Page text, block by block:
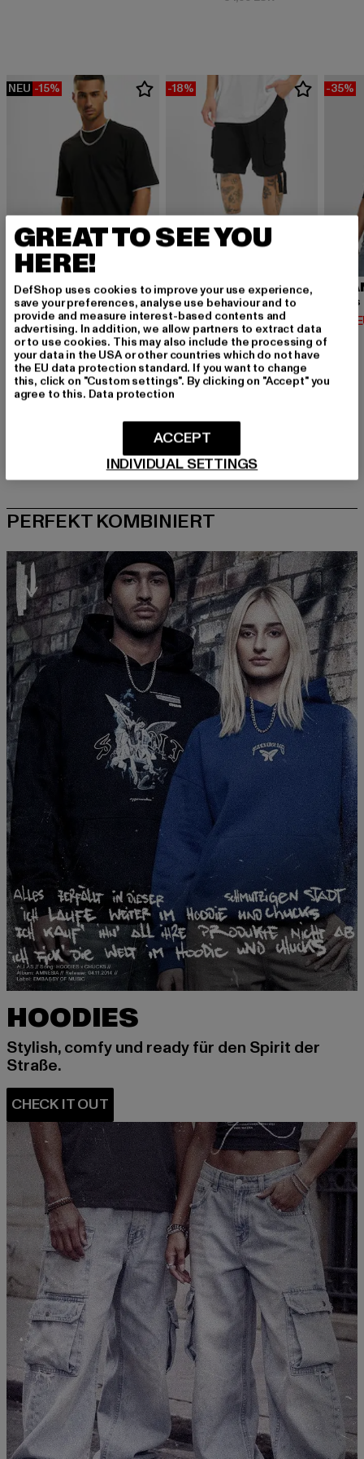
NEU -15%
URBAN CLASSICS
Contrast Tall Tee
12,74 EUR
Derzeitiger Preis: 12,74 EUR
14,99 EURAktionspreis: 14,99 EUR
-18%
BRANDIT
Urban Legend
32,79 EUR
Derzeitiger Preis: 32,79 EUR
39,99 EURAktionspreis:
-35%
14,94
PERFEKT KOMBINIERT
HOODIES
Stylish, comfy und ready für den Spirit der
Straße.
GREAT TO SEE YOU
HERE!
DefShop uses cookies to improve your use experience,
save your preferences, analyse use behaviour and to
provide and measure interest-based contents and
advertising. In addition, we allow partners to extract data
or to use cookies. This may also include the processing of
your data in the USA or other countries which do not have
the EU data protection standard. If you want to change
this, click on "Custom settings". By clicking on "Accept" you
agree to this. Data protection
INDIVIDUAL SETTINGS
ACCEPT